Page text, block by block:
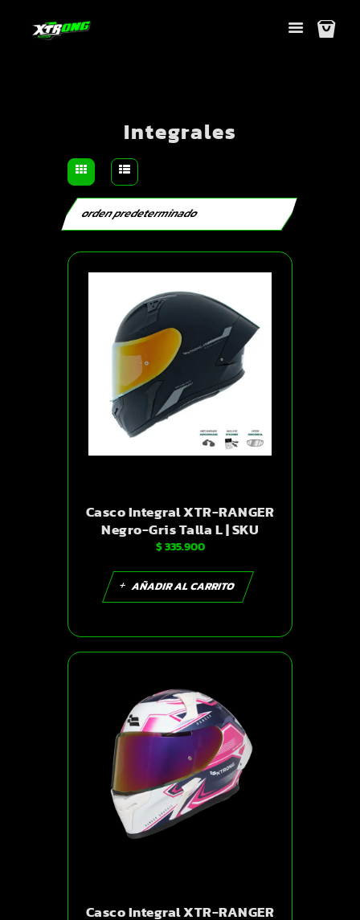
Integrales
Casco Integral XTR-RANGER
Negro-Gris Talla L | SKU
17804
$335.900
AÑADIR AL CARRITO
Casco Integral XTR-RANGER